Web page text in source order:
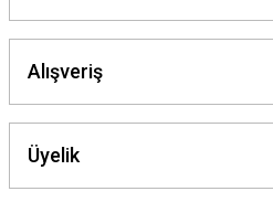
Alışveriş
Üyelik